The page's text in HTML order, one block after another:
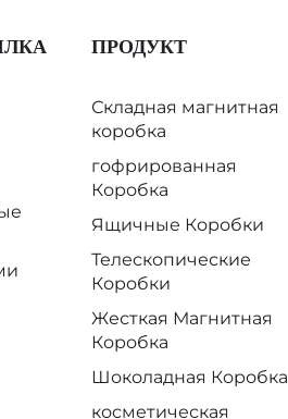
ПРОДУКТ
Складная магнитная
коробка
гофрированная
Коробка
Ящичные Коробки
Телескопические
Коробки
Жесткая Магнитная
Коробка
Шоколадная Коробка
косметическая